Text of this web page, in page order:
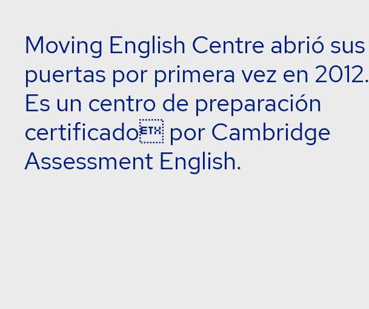
Moving English Centre abrió sus
puertas por primera vez en 2012.
Es un centro de preparación
certificado por Cambridge
Assessment English.